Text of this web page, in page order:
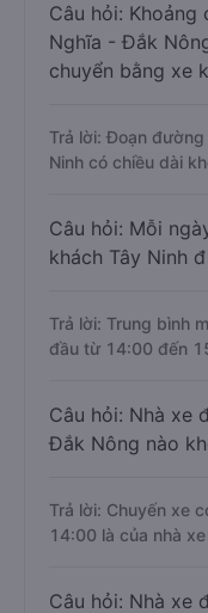
Câu hỏi: Khoảng
Nghĩa - Đắk
chuyển bằng xe
Trả lời: Đoạn
Ninh có chiều dài
Câu hỏi: Mỗi
khách Tây Ninh
Trả lời: Trung bình
đầu từ 14:00 đến
Câu hỏi: Nhà xe
Đắk Nông nào
Trả lời: Chuyến xe
14:00 là của nhà
Câu hỏi: Nhà xe